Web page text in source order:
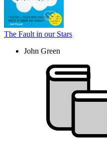
The Fault in our Stars
John Green